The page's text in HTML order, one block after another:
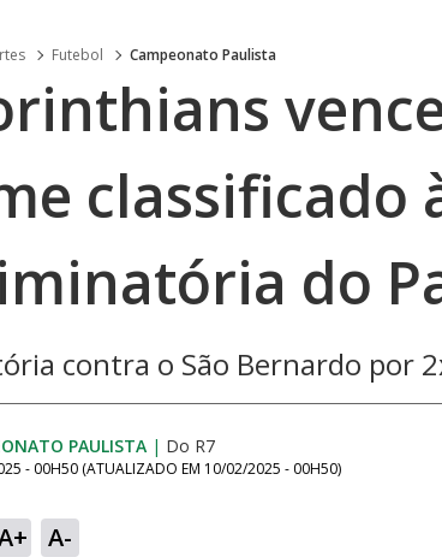
Futebol Campeonato Paulista
classificado
do
contra o São Bernardo por
PAULISTA | Do R7
- 00H50 (ATUALIZADO EM 10/02/2025 - 00H50)
A-
Ativar